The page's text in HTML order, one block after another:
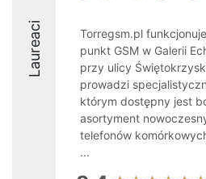
Laureaci
Torregsm.pl
punkt GSM w Galerii
przy ulicy
prowadzi
którym dostępny jest
asortyment
telefonów
...